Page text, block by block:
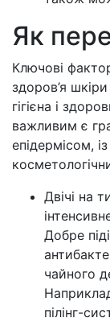
Як
Ключові
здоров’я
гігієна і
важливим є
епідермісом,
Двічі на
Добре
чайного
пілінг-